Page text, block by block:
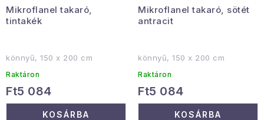
Mikroflanel takaró,
tintakék
könnyű, 150 x 200 cm
Raktáron
Ft5 084
KOSÁRBA
Mikroflanel takaró, sötét
antracit
könnyű, 150 x 200 cm
Raktáron
Ft5 084
KOSÁRBA